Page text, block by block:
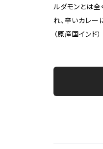
ルダモンとは全
れ、辛いカレー
（原産国インド）